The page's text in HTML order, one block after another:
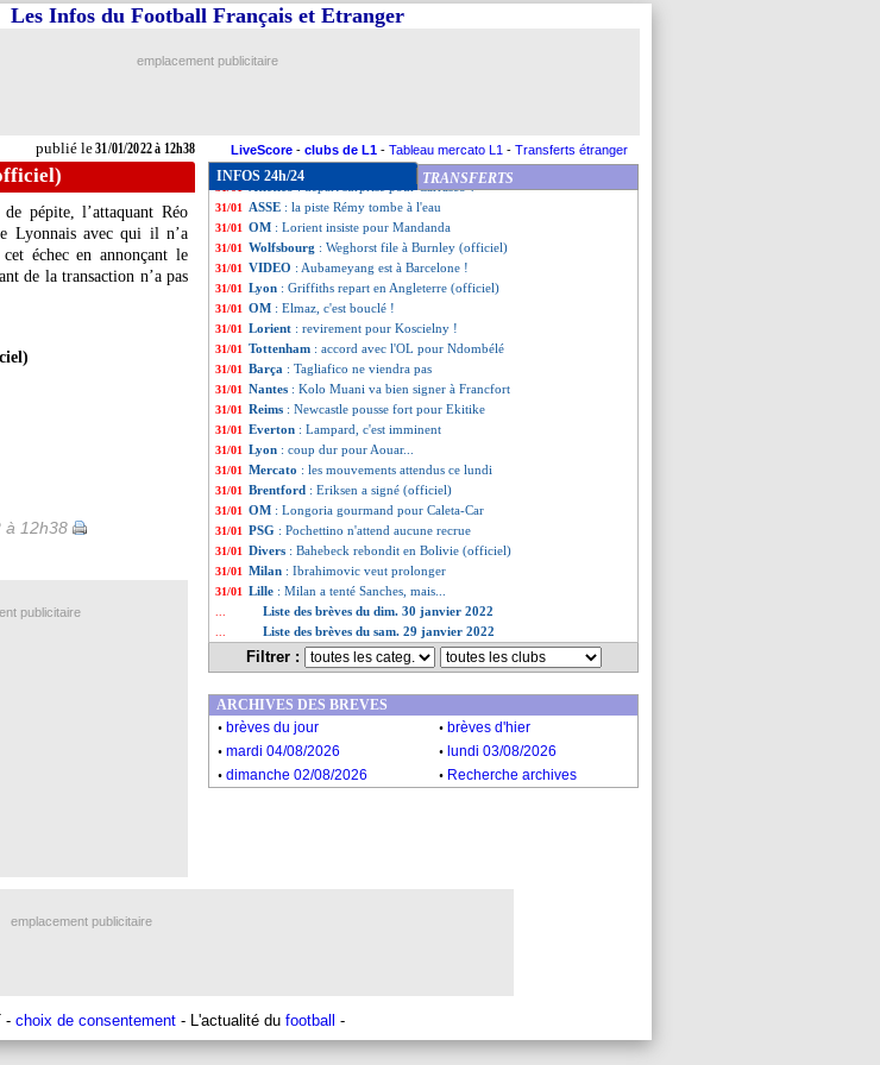
publié le31/01/2022 à 12h38
Les Infos du Football Français et Etranger
emplacement publicitaire
LiveScore - clubs de L1 - Tableau mercato L1 - Transferts étranger
pépite, l’attaquant Réo
Lyonnais avec qui il n’a
échec en annonçant le
de la transaction n’a pas
à 12h38
INFOS 24h/24 TRANSFERTS
31/01 Lyon: Faivre jusqu'en 2026 (officiel)
31/01 ASSE: Crivelli, c'est fait (officiel)
31/01 Lyon
31/01 Everton : Lampard nouveau coach (officiel)
31/01 Lorient: accord proche pour Bürki !
: départ surprise pour Carrasco ?
31/01 ASSE : la piste Rémy tombe à l'eau
31/01 OM : Lorient insiste pour Mandanda
31/01 Wolfsbourg : Weghorst file à Burnley (officiel)
31/01 VIDEO : Aubameyang est à Barcelone !
31/01 Lyon : Griffiths repart en Angleterre (officiel)
31/01 OM : Elmaz, c'est bouclé !
31/01 Lorient : revirement pour Koscielny !
31/01 Tottenham : accord avec l'OL pour Ndombélé
31/01 Barça : Tagliafico ne viendra pas
31/01 Nantes : Kolo Muani va bien signer à Francfort
31/01 Reims : Newcastle pousse fort pour Ekitike
31/01 Everton : Lampard, c'est imminent
31/01 Lyon : coup dur pour Aouar...
31/01 Mercato : les mouvements attendus ce lundi
31/01 Brentford : Eriksen a signé (officiel)
31/01 OM : Longoria gourmand pour Caleta-Car
31/01 PSG : Pochettino n'attend aucune recrue
31/01 Divers : Bahebeck rebondit en Bolivie (officiel)
31/01 Milan : Ibrahimovic veut prolonger
31/01 Lille : Milan a tenté Sanches, mais...
Liste des brèves du dim. 30 janvier 2022
Liste des brèves du sam. 29 janvier 2022
Filtrer :
publicitaire
ARCHIVES DES BREVES
. brèves du jour . brèves d'hier
. mardi 04/08/2026 . lundi 03/08/2026
. dimanche 02/08/2026 . Recherche archives
emplacement publicitaire
- choix de consentement - L'actualité du football -